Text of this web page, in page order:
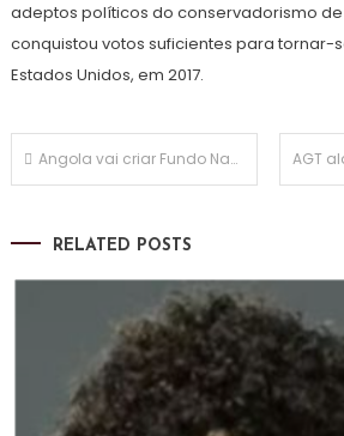
adeptos políticos do conservadorismo de
conquistou votos suficientes para tornar-
Estados Unidos, em 2017.
Navegação
Angola vai criar Fundo Nacional de Emprego que tem já disponíveis este ano 44,3 ME
RELATED POSTS